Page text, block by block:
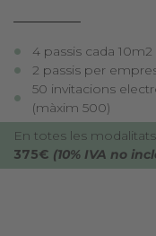
4 passis cada
2 passis per
50 invitacions
(màxim 500)
En totes les modalitats
375€ (10% IVA no